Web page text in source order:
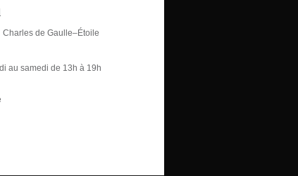
Charles de Gaulle–Étoile
au samedi de 13h à 19h